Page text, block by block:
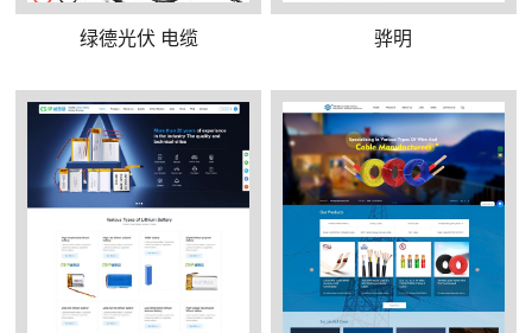
绿德光伏 电缆 骅明